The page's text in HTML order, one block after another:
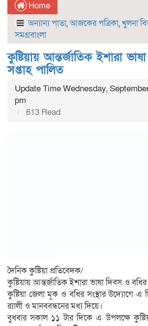
Home
অন্যান্য পাতা,আজকের পত্রিকা,খুলনা
সমগ্রবাংলা
কুষ্টিয়ায় আন্তর্জাতিক ইশারা
সপ্তাহ পালিত
Update Time Wednesday,
pm
613 Read
দৈনিক কুষ্টিয়া প্রতিবেদক/
কুষ্টিয়ায় আন্তর্জাতিক ইশারা ভাষা দিবস ও
কুষ্টিয়া জেলা মূক ও বধির সংস্থার উদ্যোগে এ
র‌্যালী ও মানববন্ধনের মধ্য দিয়ে।
বুধবার সকাল ১১ টার দিকে এ উপলক্ষে